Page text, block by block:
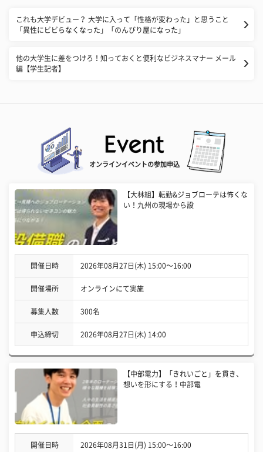
これも大学デビュー？ 大学に入って「性格が変わった」と思うこと
「異性にビビらなくなった」「のんびり屋になった」
他の大学生に差をつけろ！知っておくと便利なビジネスマナー メール
編【学生記者】
オンラインイベントの参加申込
【大林組】転勤&ジョブローテは怖くな
い！九州の現場から設
開催日時 2026年08月27日(木) 15:00〜16:00
開催場所 オンラインにて実施
募集人数 300名
申込締切 2026年08月27日(木) 14:00
【中部電力】「きれいごと」を貫き、
想いを形にする！中部電
開催日時 2026年08月31日(月) 15:00〜16:00